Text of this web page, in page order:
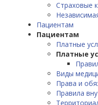
Страховые
Пациентам
Пациентам
Платные
Платные
Виды
Права и
Правила